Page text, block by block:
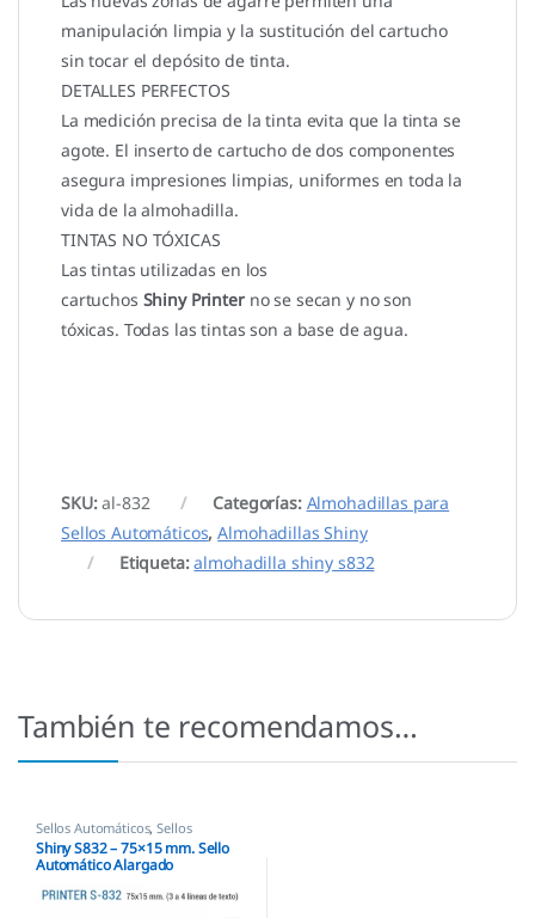
manipulación limpia y la sustitución del cartucho
sin tocar el depósito de tinta.
DETALLES PERFECTOS
La medición precisa de la tinta evita que la tinta se
agote. El inserto de cartucho de dos componentes
asegura impresiones limpias, uniformes en toda la
vida de la almohadilla.
TINTAS NO TÓXICAS
Las tintas utilizadas en los
cartuchos Shiny Printerno se secan y no son
tóxicas. Todas las tintas son a base de agua.
SKU:al-832 Categorías: Almohadillas para
Sellos Automáticos,Almohadillas Shiny
Etiqueta:almohadilla shiny s832
También te recomendamos…
Sellos Automáticos,Sellos
empresas,Shiny
Shiny S832 – 75×15 mm. Sello
Automático Alargado